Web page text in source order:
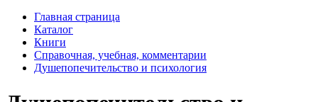
Главная страница
Каталог
Книги
Справочная, учебная, комментарии
Душепопечительство и психология